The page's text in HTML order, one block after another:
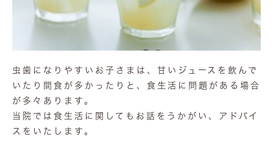
虫歯になりやすいお子さまは、甘いジュースを飲んで
いたり間食が多かったりと、食生活に問題がある場合
が多々あります。
当院では食生活に関してもお話をうかがい、アドバイ
スをいたします。